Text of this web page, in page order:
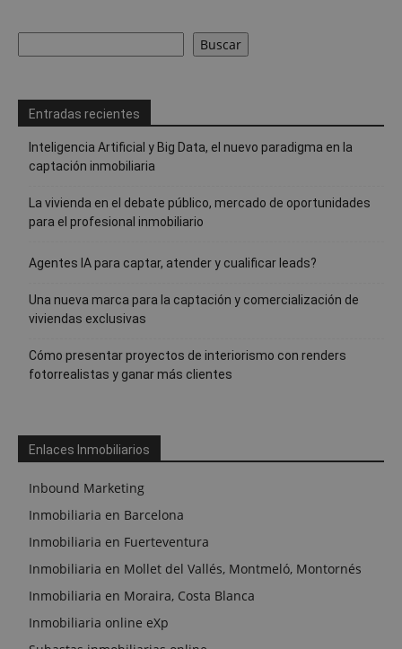
Buscar
Entradas recientes
Inteligencia Artificial y Big Data, el nuevo paradigma en la
captación inmobiliaria
La vivienda en el debate público, mercado de oportunidades
para el profesional inmobiliario
Agentes IA para captar, atender y cualificar leads?
Una nueva marca para la captación y comercialización de
viviendas exclusivas
Cómo presentar proyectos de interiorismo con renders
fotorrealistas y ganar más clientes
Enlaces Inmobiliarios
Inbound Marketing
Inmobiliaria en Barcelona
Inmobiliaria en Fuerteventura
Inmobiliaria en Mollet del Vallés, Montmeló, Montornés
Inmobiliaria en Moraira, Costa Blanca
Inmobiliaria online eXp